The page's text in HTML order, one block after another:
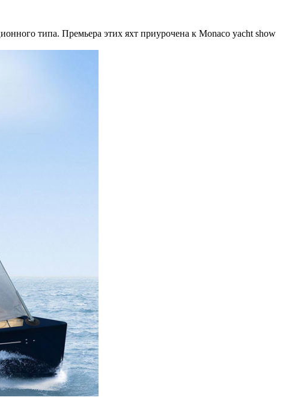
типа. Премьера этих яхт приурочена к Monaco yacht show